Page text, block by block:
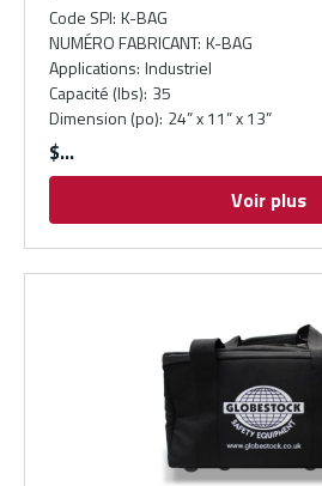
Code SPI: K-BAG
NUMÉRO FABRICANT: K-BAG
Applications: Industriel
Capacité (lbs): 35
Dimension (po): 24” x 11” x 13”
$
Voir plus